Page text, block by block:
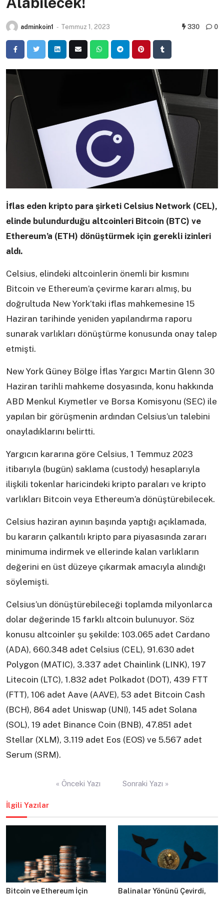
adminkoin1 - Temmuz 1, 2023 330 0
İflas eden kripto para şirketi Celsius Network (CEL),
elinde bulundurduğu altcoinleri Bitcoin (BTC) ve
Ethereum’a (ETH) dönüştürmek için gerekli izinleri
aldı.
Celsius, elindeki altcoinlerin önemli bir kısmını
Bitcoin ve Ethereum’a çevirme kararı almış, bu
doğrultuda New York’taki iflas mahkemesine 15
Haziran tarihinde yeniden yapılandırma raporu
sunarak varlıkları dönüştürme konusunda onay talep
etmişti.
New York Güney Bölge İflas Yargıcı Martin Glenn 30
Haziran tarihli mahkeme dosyasında, konu hakkında
ABD Menkul Kıymetler ve Borsa Komisyonu (SEC) ile
yapılan bir görüşmenin ardından Celsius’un talebini
onayladıklarını belirtti.
Yargıcın kararına göre Celsius, 1 Temmuz 2023
itibarıyla (bugün) saklama (custody) hesaplarıyla
ilişkili tokenlar haricindeki kripto paraları ve kripto
varlıkları Bitcoin veya Ethereum’a dönüştürebilecek.
Celsius haziran ayının başında yaptığı açıklamada,
bu kararın çalkantılı kripto para piyasasında zararı
minimuma indirmek ve ellerinde kalan varlıkların
değerini en üst düzeye çıkarmak amacıyla alındığı
söylemişti.
Celsius’un dönüştürebileceği toplamda milyonlarca
dolar değerinde 15 farklı altcoin bulunuyor. Söz
konusu altcoinler şu şekilde: 103.065 adet Cardano
(ADA), 660.348 adet Celsius (CEL), 91.630 adet
Polygon (MATIC), 3.337 adet Chainlink (LINK), 197
Litecoin (LTC), 1.832 adet Polkadot (DOT), 439 FTT
(FTT), 106 adet Aave (AAVE), 53 adet Bitcoin Cash
(BCH), 864 adet Uniswap (UNI), 145 adet Solana
(SOL), 19 adet Binance Coin (BNB), 47.851 adet
Stellar (XLM), 3.119 adet Eos (EOS) ve 5.567 adet
Serum (SRM).
« Önceki Yazı Sonraki Yazı »
İlgili Yazılar
Bitcoin ve Ethereum İçin
Balinalar Yönünü Çevirdi,